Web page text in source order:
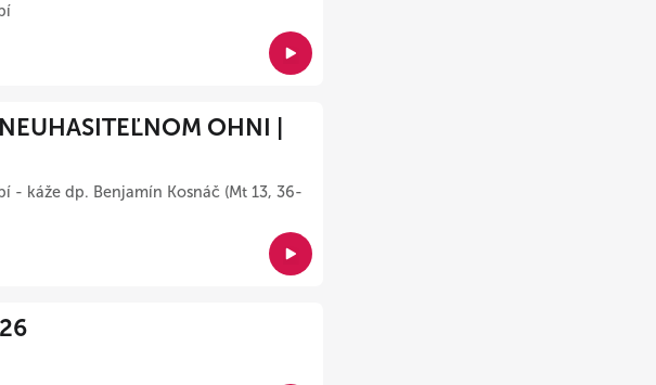
OHNI |
- káže dp. Benjamín Kosnáč (Mt 13, 36-